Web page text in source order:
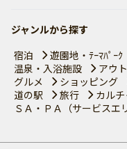
ジャンルから探す
宿泊
遊園地・ﾃｰﾏﾊﾟｰｸ
温泉・入浴施設
アウ
グルメ
ショッピング
道の駅
旅行
カル
ＳＡ・ＰＡ（サービスエ